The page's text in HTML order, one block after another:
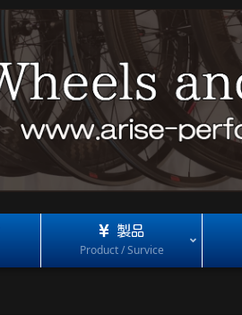
製品
Product / Survice